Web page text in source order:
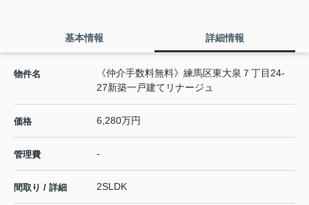
基本情報 詳細情報
物件名
《仲介手数料無料》練馬区東大泉７丁目24-
27新築一戸建てリナージュ
価格 6,280万円
管理費 -
間取り / 詳細 2SLDK